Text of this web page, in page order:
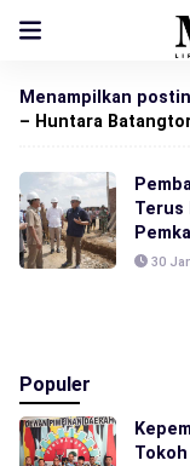
Menampilkan
– Huntara
Terus
30
Populer